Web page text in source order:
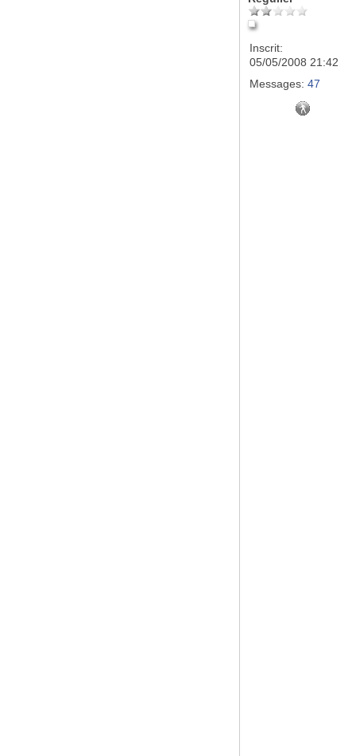
Inscrit:
05/05/2008 21:42
Messages: 47